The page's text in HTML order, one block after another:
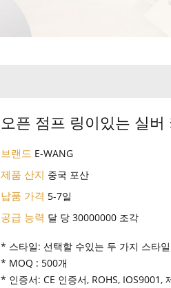
오픈 점프 링이있는 실버
브랜드 E-WANG
제품 산지 중국 포산
납품 가격 5-7일
공급 능력 달 당 30000000 조각
* 스타일: 선택할 수있는 두 가지 스타일
* MOQ : 500개
* 인증서: CE 인증서, ROHS, IOS9001,